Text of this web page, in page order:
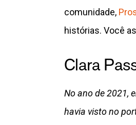
comunidade,
histórias. Você
Clara
No ano de 2021,
havia visto no